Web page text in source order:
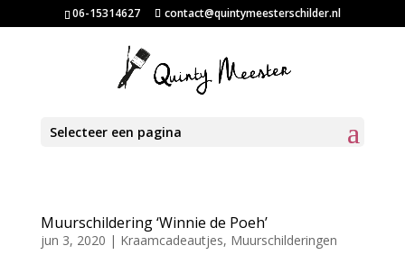
06-15314627 contact@quintymeesterschilder.nl
Selecteer een pagina
Muurschildering ‘Winnie de Poeh’
jun 3, 2020 | Kraamcadeautjes, Muurschilderingen